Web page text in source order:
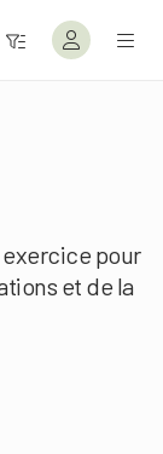
pour
et de la